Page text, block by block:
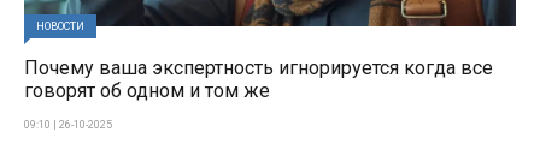
НОВОСТИ
Почему ваша экспертность игнорируется когда все
говорят об одном и том же
09:10 | 26-10-2025